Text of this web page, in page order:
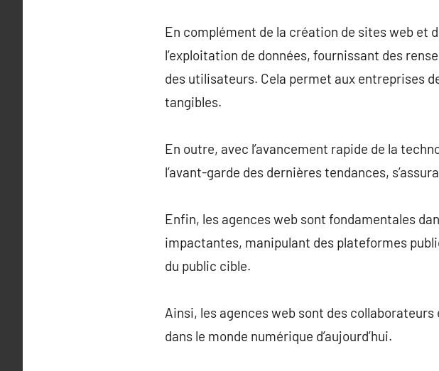
En complément de la création de sites web et
l’exploitation de données, fournissant des
des utilisateurs. Cela permet aux entreprises
tangibles.
En outre, avec l’avancement rapide de la
l’avant-garde des dernières tendances,
Enfin, les agences web sont fondamentales
impactantes, manipulant des plateformes
du public cible.
Ainsi, les agences web sont des
dans le monde numérique d’aujourd’hui.